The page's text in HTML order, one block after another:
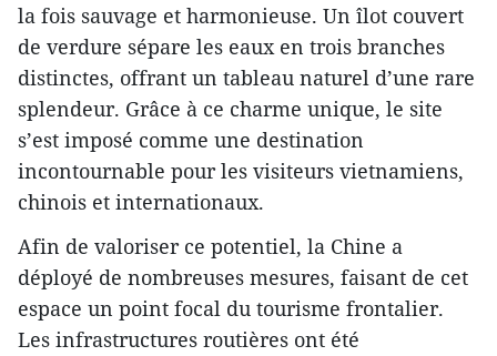
la fois sauvage et harmonieuse. Un îlot couvert
de verdure sépare les eaux en trois branches
distinctes, offrant un tableau naturel d’une rare
splendeur. Grâce à ce charme unique, le site
s’est imposé comme une destination
incontournable pour les visiteurs vietnamiens,
chinois et internationaux.
Afin de valoriser ce potentiel, la Chine a
déployé de nombreuses mesures, faisant de cet
espace un point focal du tourisme frontalier.
Les infrastructures routières ont été